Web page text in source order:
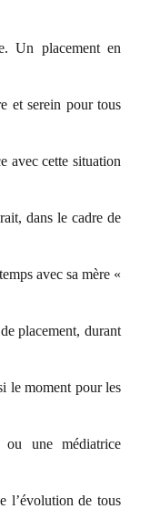
Un placement en
et serein pour tous
avec cette situation
dans le cadre de
avec sa mère «
placement, durant
le moment pour les
ou une médiatrice
l’évolution de tous